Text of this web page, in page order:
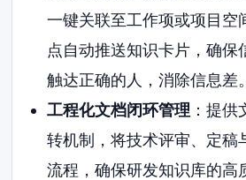
一键关联至工作项或项目空
点自动推送知识卡片，确保
触达正确的人，消除信息差。
工程化文档闭环管理 ：提
转机制，将技术评审、定稿
流程，确保研发知识库的高